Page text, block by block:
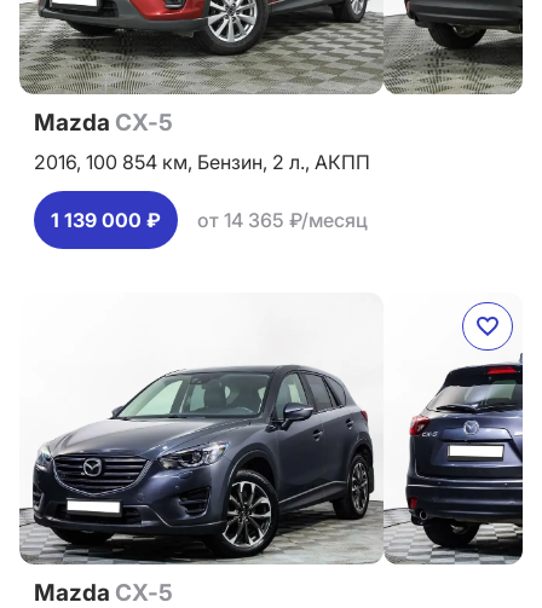
Mazda CX-5
2016, 100 854 км, Бензин, 2 л., АКПП
1 139 000 ₽ от 14 365 ₽/месяц
Mazda CX-5